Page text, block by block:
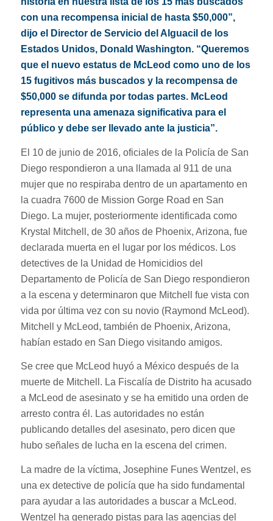
con una recompensa inicial de hasta $50,000”,
dijo el Director de Servicio del Alguacil de los
Estados Unidos, Donald Washington. “Queremos
que el nuevo estatus de McLeod como uno de los
15 fugitivos más buscados y la recompensa de
$50,000 se difunda por todas partes. McLeod
representa una amenaza significativa para el
público y debe ser llevado ante la justicia”.
El 10 de junio de 2016, oficiales de la Policía de San
Diego respondieron a una llamada al 911 de una
mujer que no respiraba dentro de un apartamento en
la cuadra 7600 de Mission Gorge Road en San
Diego. La mujer, posteriormente identificada como
Krystal Mitchell, de 30 años de Phoenix, Arizona, fue
declarada muerta en el lugar por los médicos. Los
detectives de la Unidad de Homicidios del
Departamento de Policía de San Diego respondieron
a la escena y determinaron que Mitchell fue vista con
vida por última vez con su novio (Raymond McLeod).
Mitchell y McLeod, también de Phoenix, Arizona,
habían estado en San Diego visitando amigos.
Se cree que McLeod huyó a México después de la
muerte de Mitchell. La Fiscalía de Distrito ha acusado
a McLeod de asesinato y se ha emitido una orden de
arresto contra él. Las autoridades no están
publicando detalles del asesinato, pero dicen que
hubo señales de lucha en la escena del crimen.
La madre de la víctima, Josephine Funes Wentzel, es
una ex detective de policía que ha sido fundamental
para ayudar a las autoridades a buscar a McLeod.
Wentzel ha generado pistas para las agencias del